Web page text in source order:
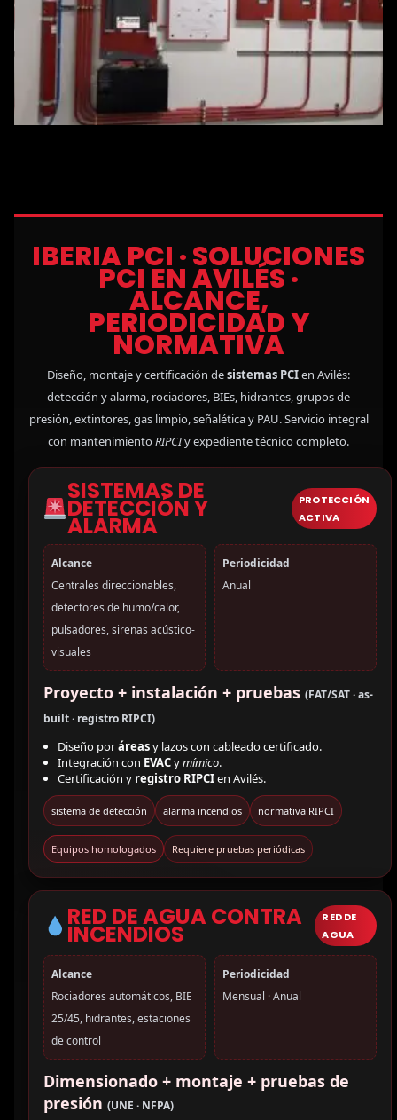
IBERIA PCI · SOLUCIONES
PCI EN AVILÉS ·
ALCANCE,
PERIODICIDAD Y
NORMATIVA
Diseño, montaje y certificación desistemas PCIen Avilés:
detección y alarma, rociadores, BIEs, hidrantes, grupos de
presión, extintores, gas limpio, señalética y PAU. Servicio integral
con mantenimientoRIPCIy expediente técnico completo.
SISTEMAS DE
DETECCIÓN Y
ALARMA
PROTECCIÓN
ACTIVA
Alcance
Centrales direccionables,
detectores de humo/calor,
pulsadores, sirenas acústico-
visuales
Periodicidad
Anual
Proyecto + instalación + pruebas (FAT/SAT · as-
built · registro RIPCI)
Diseño poráreasy lazos con cableado certificado.
Integración con EVACymímico.
Certificación y registro RIPCIen Avilés.
sistema de detección alarma incendios normativa RIPCI
Equipos homologados Requiere pruebas periódicas
RED DE AGUA CONTRA
INCENDIOS
RED DE
AGUA
Alcance
Rociadores automáticos, BIE
25/45, hidrantes, estaciones
de control
Periodicidad
Mensual · Anual
Dimensionado + montaje + pruebas de
presión (UNE · NFPA)